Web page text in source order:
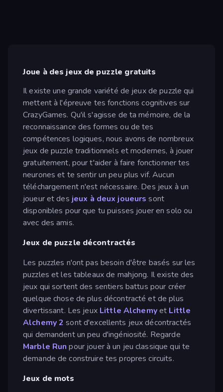
Joue à des jeux de puzzle gratuits
Il existe une grande variété de jeux de puzzle qui
mettent à l'épreuve tes fonctions cognitives sur
CrazyGames. Qu'il s'agisse de ta mémoire, de la
reconnaissance des formes ou de tes
compétences logiques, nous avons de nombreux
jeux de puzzle traditionnels et modernes, à jouer
gratuitement, pour t'aider à faire fonctionner tes
neurones et te sentir un peu plus vif. Aucun
téléchargement n'est nécessaire. Des jeux à un
joueur et des jeux à deux joueurs sont
disponibles pour que tu puisses jouer en solo ou
avec des amis.
Jeux de puzzle décontractés
Les puzzles n'ont pas besoin d'être basés sur les
puzzles et les tableaux de mahjong. Il existe des
jeux qui sortent des sentiers battus pour créer
quelque chose de plus décontracté et de plus
divertissant. Les jeux Little Alchemyet Little
Alchemy 2 sont d'excellents jeux décontractés
qui demandent un peu d'ingéniosité. Regarde
Marble Runpour jouer à un jeu classique qui te
demande de construire tes propres circuits.
Jeux de mots